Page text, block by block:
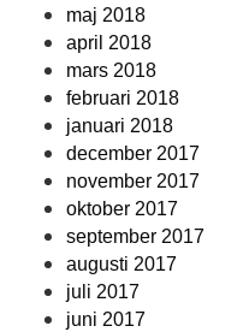
maj 2018
april 2018
mars 2018
februari 2018
januari 2018
december 2017
november 2017
oktober 2017
september 2017
augusti 2017
juli 2017
juni 2017